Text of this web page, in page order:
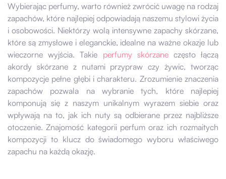
Wybierając perfumy, warto również zwrócić uwagę na rodzaj
zapachów, które najlepiej odpowiadają naszemu stylowi życia
i osobowości. Niektórzy wolą intensywne zapachy skórzane,
które są zmysłowe i eleganckie, idealne na ważne okazje lub
wieczorne wyjścia. Takie perfumy skórzaneczęsto łączą
akordy skórzane z nutami przypraw czy żywic, tworząc
kompozycje pełne głębi i charakteru. Zrozumienie znaczenia
zapachów pozwala na wybranie tych, które najlepiej
komponują się z naszym unikalnym wyrazem siebie oraz
wpływają na to, jak ich nuty są odbierane przez najbliższe
otoczenie. Znajomość kategorii perfum oraz ich rozmaitych
kompozycji to klucz do świadomego wyboru właściwego
zapachu na każdą okazję.